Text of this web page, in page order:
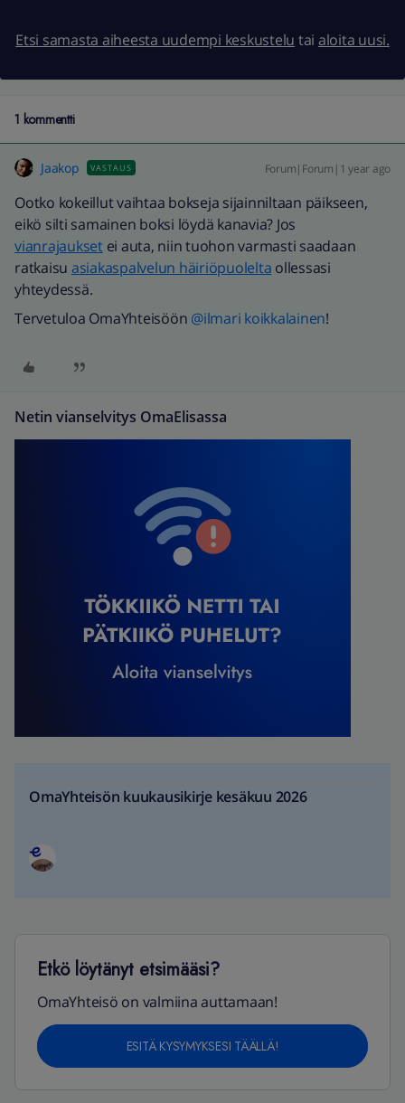
Etsi samasta aiheesta uudempi keskustelu tai aloita uusi.
1 kommentti
Jaakop VASTAUS Forum|Forum|1 year ago
Ootko kokeillut vaihtaa bokseja sijainniltaan päikseen,
eikö silti samainen boksi löydä kanavia? Jos
vianrajauksetei auta, niin tuohon varmasti saadaan
ratkaisu asiakaspalvelun häiriöpuolelta ollessasi
yhteydessä.
Tervetuloa OmaYhteisöön @ilmari koikkalainen!
Netin vianselvitys OmaElisassa
OmaYhteisön kuukausikirje kesäkuu 2026
Etkö löytänyt etsimääsi?
OmaYhteisö on valmiina auttamaan!
ESITÄ KYSYMYKSESI TÄÄLLÄ!